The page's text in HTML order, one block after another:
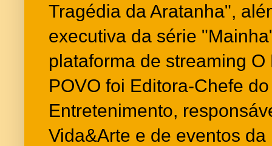
Tragédia da Aratanha",
executiva da série
plataforma de streaming
POVO foi Editora-Chefe
Entretenimento,
Vida&Arte e de eventos